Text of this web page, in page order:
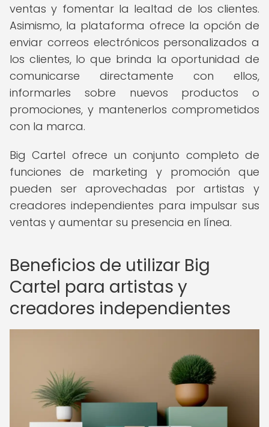
ventas y fomentar la lealtad de los clientes.
Asimismo, la plataforma ofrece la opción de
enviar correos electrónicos personalizados a
los clientes, lo que brinda la oportunidad de
comunicarse directamente con ellos,
informarles sobre nuevos productos o
promociones, y mantenerlos comprometidos
con la marca.
Big Cartel ofrece un conjunto completo de
funciones de marketing y promoción que
pueden ser aprovechadas por artistas y
creadores independientes para impulsar sus
ventas y aumentar su presencia en línea.
Beneficios de utilizar Big
Cartel para artistas y
creadores independientes